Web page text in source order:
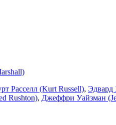
Расселл (Kurt Russell), Эдвард
Rushton), Джеффри Уайзман